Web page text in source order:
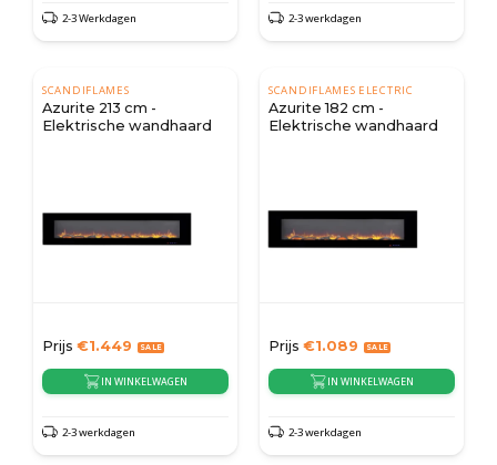
2-3 Werkdagen 2-3 werkdagen
SCANDIFLAMES
Azurite 213 cm -
Elektrische wandhaard
Prijs €1.449
IN WINKELWAGEN
2-3 werkdagen
SCANDIFLAMES ELECTRIC
Azurite 182 cm -
Elektrische wandhaard
Prijs €1.089
IN WINKELWAGEN
2-3 werkdagen